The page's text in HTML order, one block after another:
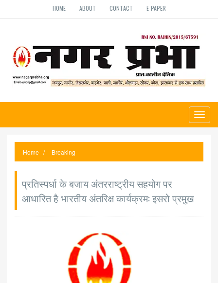
HOME ABOUT CONTACT E-PAPER
Home Breaking
प्रतिस्पर्धा के बजाय अंतरराष्ट्रीय सहयोग पर
आधारित है भारतीय अंतरिक्ष कार्यक्रम: इसरो प्रमुख